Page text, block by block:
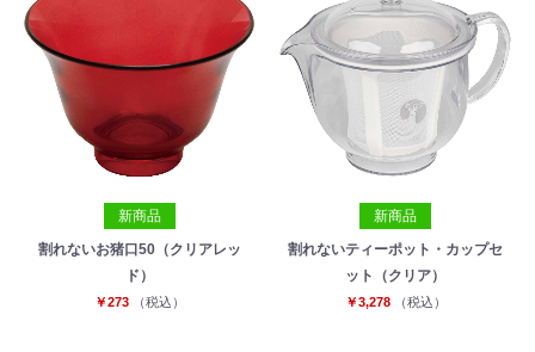
新商品
割れないお猪口50（クリアレッ
ド）
￥273 （税込）
新商品
割れないティーポット・カップセ
ット（クリア）
￥3,278 （税込）